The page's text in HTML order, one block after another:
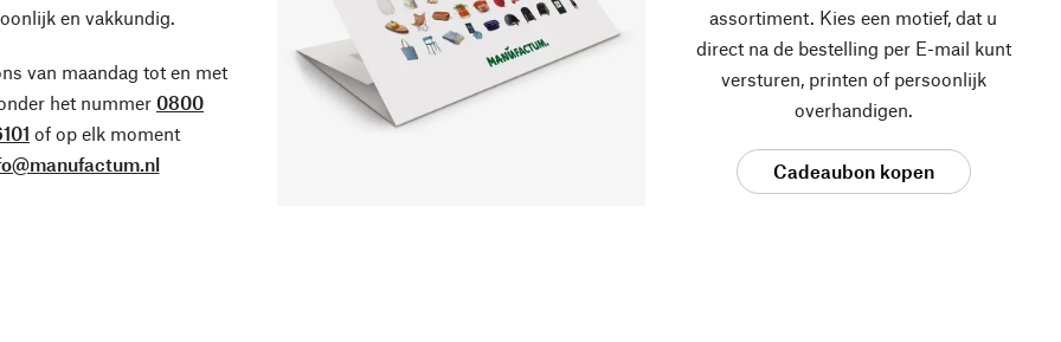
en vakkundig.
van maandag tot en met
het nummer 0800
of op elk moment
assortiment. Kies een motief, dat u
direct na de bestelling per E-mail kunt
versturen, printen of persoonlijk
overhandigen.
Cadeaubon kopen